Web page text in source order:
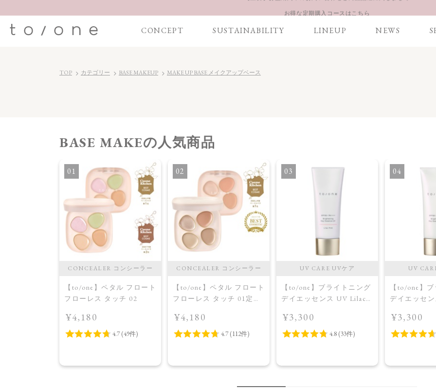
CONCEPT SUSTAINABILITY LINEUP NEWS
TOP カテゴリー BASE MAKEUP MAKE UP BASE メイクアップベース
BASE MAKEの人気商品
1
CONCEALER コンシーラー
【to/one】ペタル フロート
フローレス タッチ 02
¥4,180
2
CONCEALER コンシーラー
【to/one】ペタル フロート
フローレス タッチ 01定番
¥4,180
3
UV CARE UVケア
【to/one】ブライトニング
デイエッセンス UV Lilac
¥3,300
4
UV
【to/one】
デイエッセ
¥3,300